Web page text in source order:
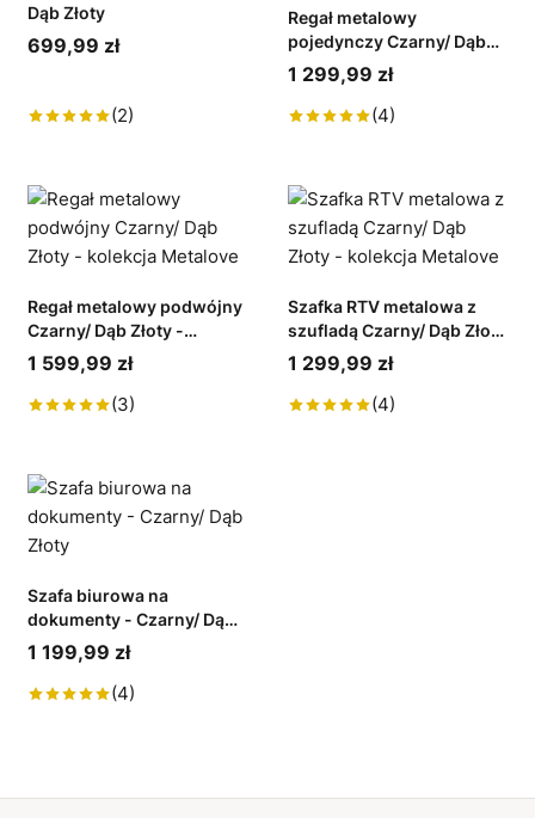
Dąb Złoty
699,99 zł
(2)
Regał metalowy
pojedynczy Czarny/ Dąb
Złoty - kolekcja Metalove
1 299,99 zł
(4)
Regał metalowy podwójny
Czarny/ Dąb Złoty -
kolekcja Metalove
1 599,99 zł
(3)
Szafka RTV metalowa z
szufladą Czarny/ Dąb Złoty
- kolekcja Metalove
1 299,99 zł
(4)
Szafa biurowa na
dokumenty - Czarny/ Dąb
Złoty
1 199,99 zł
(4)